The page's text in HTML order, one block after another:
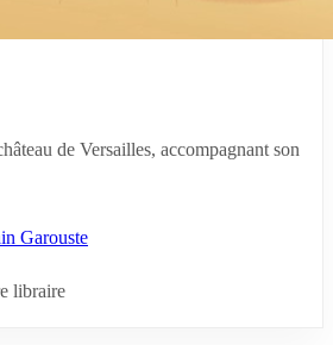
de Versailles, accompagnant son
Garouste
libraire